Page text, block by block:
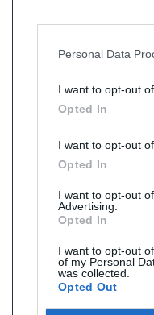
Personal Data
I want to opt-out
Opted In
I want to opt-out
Opted In
I want to opt-out
Advertising.
Opted In
I want to opt-out
of my Personal
was collected.
Opted Out